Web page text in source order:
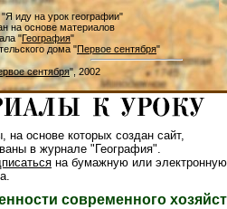
иду на урок географии"
на основе материалов
"География"
дома "Первое сентября"
сентября", 2002
на основе которых создан сайт,
в журнале "География".
на бумажную или электронную
современного